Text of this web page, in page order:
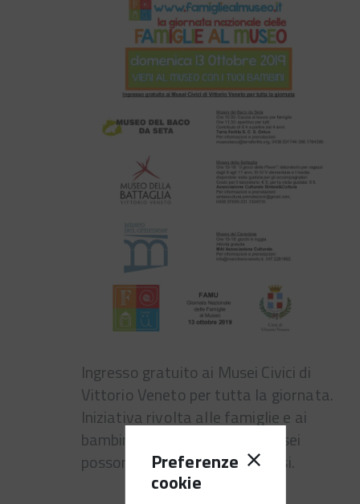
Preferenze
cookie
Ingresso gratuito ai Musei Civici di
Vittorio Veneto per tutta la giornata.
Iniziativa rivolta alle famiglie e ai
bambini che all'interno dei Musei
possono imparare divertendosi.